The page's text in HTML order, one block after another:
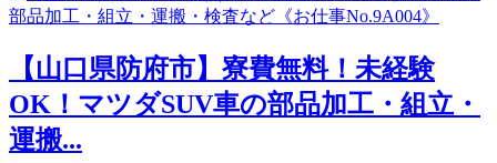
【山口県防府市】寮費無料！未経験
OK！マツダSUV車の部品加工・組立・
運搬...